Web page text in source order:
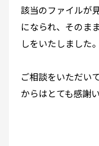
該当のファイルが
になられ、そのま
しをいたしました。
ご相談をいただい
からはとても感謝